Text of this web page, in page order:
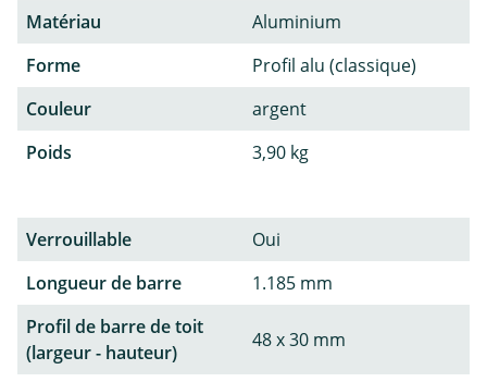
Matériau
Aluminium
Forme
Profil alu (classique)
Couleur
argent
Poids
3,90 kg
Verrouillable
Oui
Longueur de barre
1.185 mm
Profil de barre de toit
(largeur - hauteur)
48 x 30 mm